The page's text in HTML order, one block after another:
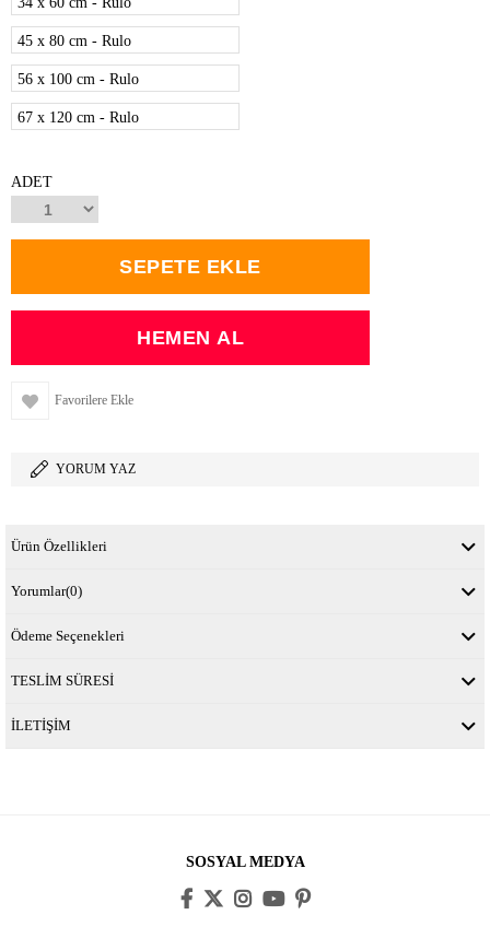
45 x 80 cm - Rulo
56 x 100 cm - Rulo
67 x 120 cm - Rulo
ADET
Favorilere Ekle
YORUM YAZ
Ürün Özellikleri
Yorumlar(0)
Ödeme Seçenekleri
TESLİM SÜRESİ
İLETİŞİM
SOSYAL MEDYA